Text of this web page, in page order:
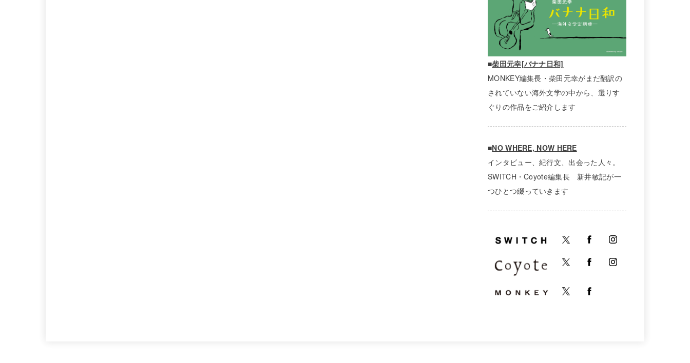
■柴田元幸[バナナ日和]
MONKEY編集長・柴田元幸がまだ翻訳の
されていない海外文学の中から、選りす
ぐりの作品をご紹介します
■NO WHERE, NOW HERE
インタビュー、紀行文、出会った人々。
SWITCH・Coyote編集長 新井敏記が一
つひとつ綴っていきます